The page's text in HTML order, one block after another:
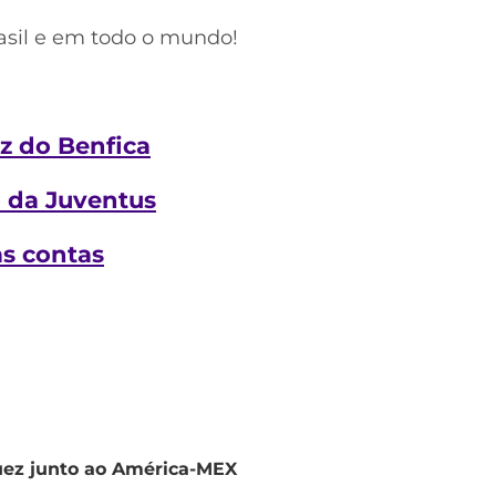
e em todo o mundo!
do Benfica
da Juventus
contas
junto ao América-MEX